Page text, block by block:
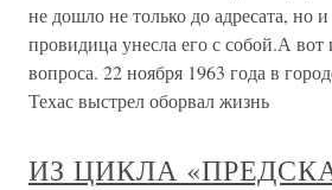
не дошло не только до адресата, но
провидица унесла его с собой.А вот
вопроса. 22 ноября 1963 года в
Техас выстрел оборвал жизнь
ИЗ ЦИКЛА